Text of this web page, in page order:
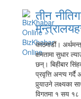
तीन
काठमाडौं।
क्षमतामा सुधार
छन्। बिहीबार
प्रवृत्ति अन्त्य
पुर्‍याउने लक्ष्यका
विगतमा १ सय